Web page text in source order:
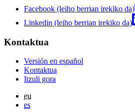
Facebook (leiho berrian irekiko da)
Linkedin (leiho berrian irekiko da)
Kontaktua
Versión en español
Kontaktua
Itzuli gora
eu
es